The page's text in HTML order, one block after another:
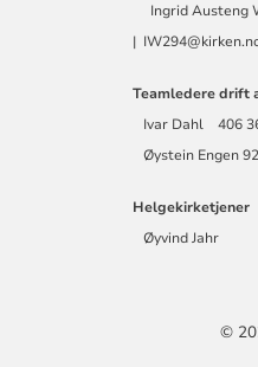
Ingrid Austeng
|
Teamledere drift
Ivar Dahl 406
Øystein Engen
Helgekirketjener
Øyvind Jahr
©